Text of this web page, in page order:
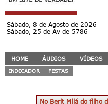
Sábado, 8 de Agosto de 2026
Sábado, 25 de Av de 5786
HOME ÁUDIOS VÍDEOS
INDICADOR FESTAS